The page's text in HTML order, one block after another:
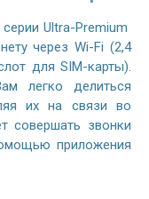
Ultra-Premium
через Wi-Fi (2,4
для SIM-карты).
легко делиться
их на связи во
совершать звонки
приложения